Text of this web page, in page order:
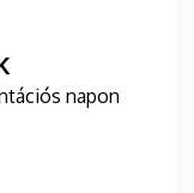
napon